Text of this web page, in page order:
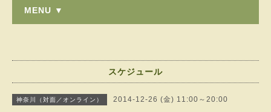
MENU ▼
スケジュール
神奈川（対面／オンライン） 2014-12-26 (金) 11:00～20:00